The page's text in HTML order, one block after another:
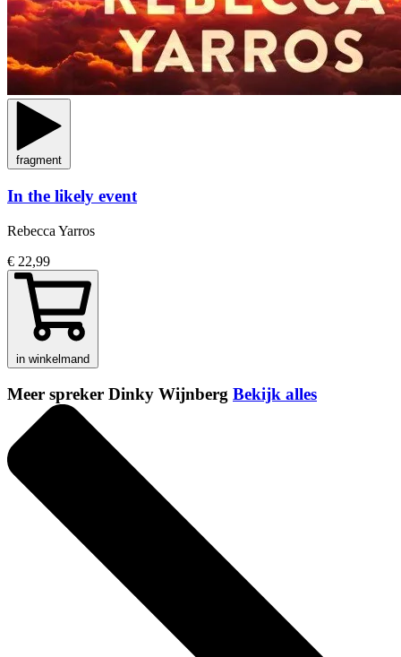
fragment
In the likely event
Rebecca Yarros
€ 22,99
in winkelmand
Meer spreker Dinky Wijnberg Bekijk alles